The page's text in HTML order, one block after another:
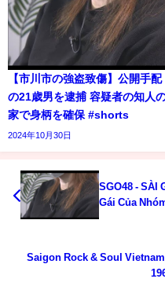
【市川市の強盗致傷】公開手配
の21歳男を逮捕 容疑者の知人
家で身柄を確保 #shorts
2024年10月30日
SGO48 - SÀI
Gái Của
Saigon Rock & Soul Vietnamese Classic Tracks